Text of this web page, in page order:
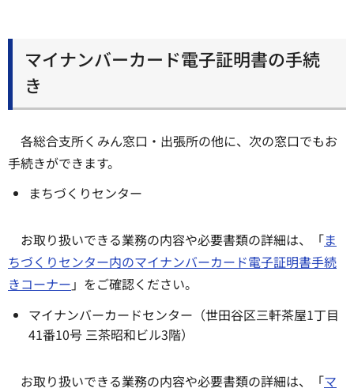
マイナンバーカード電子証明書の手続
き
各総合支所くみん窓口・出張所の他に、次の窓口でもお
手続きができます。
まちづくりセンター
お取り扱いできる業務の内容や必要書類の詳細は、「ま
ちづくりセンター内のマイナンバーカード電子証明書手続
きコーナー 」をご確認ください。
マイナンバーカードセンター（世田谷区三軒茶屋1丁目
41番10号 三茶昭和ビル3階）
お取り扱いできる業務の内容や必要書類の詳細は、「マ